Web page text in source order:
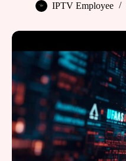
IPTV Employee